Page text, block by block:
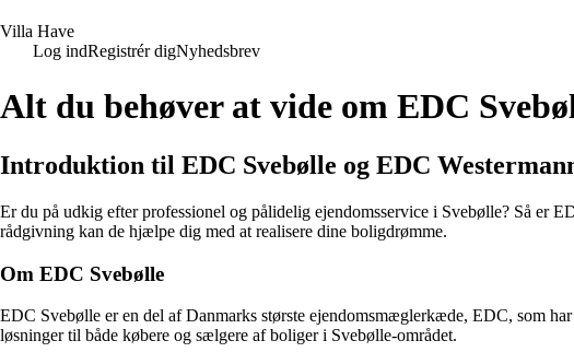
Villa Have
Log indRegistrér digNyhedsbrev
Alt du behøver at vide om EDC
Introduktion til EDC Svebølle og EDC
Er du på udkig efter professionel og pålidelig ejendomsservice i Svebølle? Så er
rådgivning kan de hjælpe dig med at realisere dine boligdrømme.
Om EDC Svebølle
EDC Svebølle er en del af Danmarks største ejendomsmæglerkæde, EDC, som
løsninger til både købere og sælgere af boliger i Svebølle-området.